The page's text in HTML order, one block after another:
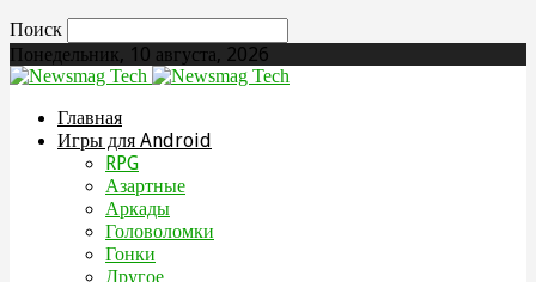
Поиск
Понедельник, 10 августа, 2026
Главная
Игры для Android
RPG
Азартные
Аркады
Головоломки
Гонки
Другое